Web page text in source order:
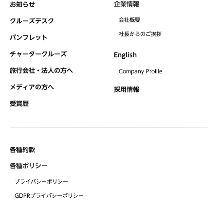
お知らせ
クルーズデスク
パンフレット
チャータークルーズ
旅行会社・法人の方へ
メディアの方へ
受賞歴
企業情報
会社概要
社⻑からのご挨拶
English
Company Profile
採用情報
各種約款
各種ポリシー
プライバシーポリシー
GDPRプライバシーポリシー